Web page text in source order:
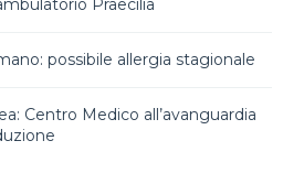
Praecilia
possibile allergia stagionale
Centro Medico all’avanguardia